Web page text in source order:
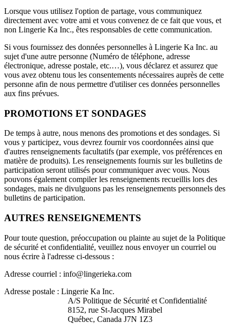
Lorsque vous utilisez l'option de partage, vous communiquez
directement avec votre ami et vous convenez de ce fait que vous, et
non Lingerie Ka Inc., êtes responsables de cette communication.
Si vous fournissez des données personnelles à Lingerie Ka Inc. au
sujet d'une autre personne (Numéro de téléphone, adresse
électronique, adresse postale, etc.…), vous déclarez et assurez que
vous avez obtenu tous les consentements nécessaires auprès de cette
personne afin de nous permettre d'utiliser ces données personnelles
aux fins prévues.
PROMOTIONS ET SONDAGES
De temps à autre, nous menons des promotions et des sondages. Si
vous y participez, vous devrez fournir vos coordonnées ainsi que
d'autres renseignements facultatifs (par exemple, vos préférences en
matière de produits). Les renseignements fournis sur les bulletins de
participation seront utilisés pour communiquer avec vous. Nous
pouvons également compiler les renseignements recueillis lors des
sondages, mais ne divulguons pas les renseignements personnels des
bulletins de participation.
AUTRES RENSEIGNEMENTS
Pour toute question, préoccupation ou plainte au sujet de la Politique
de sécurité et confidentialité, veuillez nous envoyer un courriel ou
nous écrire à l'adresse ci-dessous :
Adresse courriel : info@lingerieka.com
Adresse postale : Lingerie Ka Inc.
A/S Politique de Sécurité et Confidentialité
8152, rue St-Jacques Mirabel
Québec, Canada J7N 1Z3